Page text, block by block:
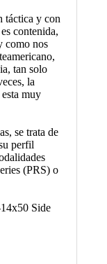
táctica y con
contenida,
como nos
tan solo
la
muy
se trata de
perfil
(PRS) o